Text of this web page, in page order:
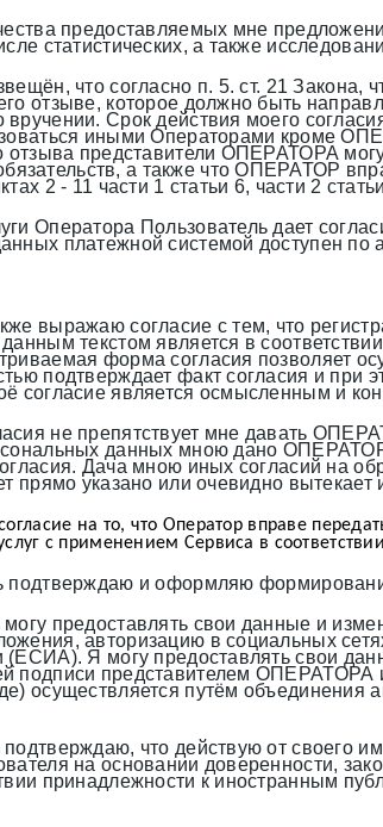
предоставляемых мне
статистических, а также
что согласно п. 5. ст. 21 Закона,
отзыве, которое должно быть
Срок действия моего
иными Операторами кроме
отзыва представители ОПЕРАТОРА
а также что ОПЕРАТОР
2 - 11 части 1 статьи 6, части 2
Оператора Пользователь дает
платежной системой доступен по
выражаю согласие с тем, что
текстом является в
форма согласия позволяет
подтверждает факт согласия и
согласие является осмысленным и
не препятствует мне давать
данных мною дано ОПЕРАТОРУ
Дача мною иных согласий на
прямо указано или очевидно вытекает
на то, что Оператор вправе
с применением Сервиса в
подтверждаю и оформляю
предоставлять свои данные и
авторизацию в социальных
(ЕСИА). Я могу предоставлять свои
подписи представителем ОПЕРАТОРА
осуществляется путём
что действую от своего
на основании доверенности,
принадлежности к иностранным